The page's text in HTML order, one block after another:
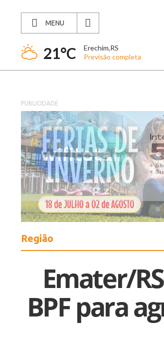
MENU
21°C
Erechim,RS
Previsão completa
PUBLICIDADE
Região
Emater/
BPF para